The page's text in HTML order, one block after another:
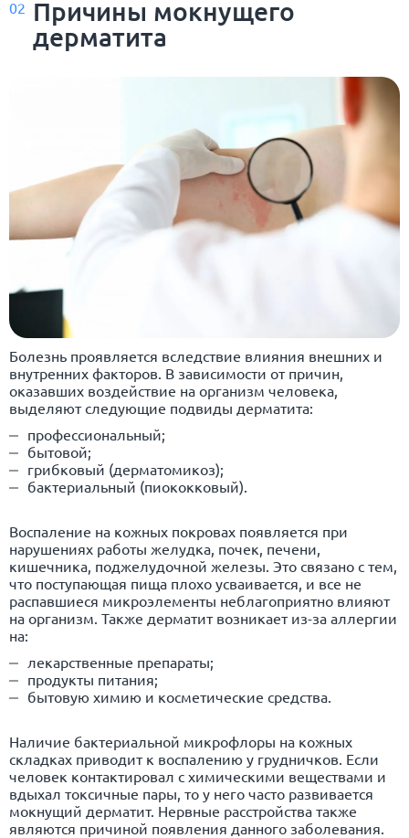
02 Причины мокнущего
дерматита
Болезнь проявляется вследствие влияния внешних и
внутренних факторов. В зависимости от причин,
оказавших воздействие на организм человека,
выделяют следующие подвиды дерматита:
профессиональный;
бытовой;
грибковый (дерматомикоз);
бактериальный (пиококковый).
Воспаление на кожных покровах появляется при
нарушениях работы желудка, почек, печени,
кишечника, поджелудочной железы. Это связано с тем,
что поступающая пища плохо усваивается, и все не
распавшиеся микроэлементы неблагоприятно влияют
на организм. Также дерматит возникает из-за аллергии
на:
лекарственные препараты;
продукты питания;
бытовую химию и косметические средства.
Наличие бактериальной микрофлоры на кожных
складках приводит к воспалению у грудничков. Если
человек контактировал с химическими веществами и
вдыхал токсичные пары, то у него часто развивается
мокнущий дерматит. Нервные расстройства также
являются причиной появления данного заболевания.